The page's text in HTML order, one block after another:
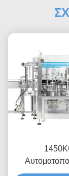
εξοπλισμό